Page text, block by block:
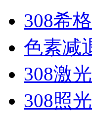
308希
色素减
308激
308照